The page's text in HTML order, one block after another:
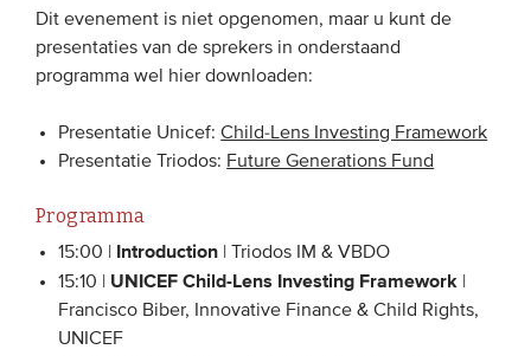
Onze leden
Team
Partners & netwerken
Engagement
Benchmarking
Dit evenement is niet opgenomen, maar u kunt de
presentaties van de sprekers in onderstaand
programma wel hier downloaden:
Presentatie Unicef:Child-Lens Investing Framework
Presentatie Triodos: Future Generations Fund
Programma
15:00 | Introduction | Triodos IM & VBDO
15:10 | UNICEF Child-Lens Investing Framework
Francisco Biber, Innovative Finance & Child Rights,
UNICEF